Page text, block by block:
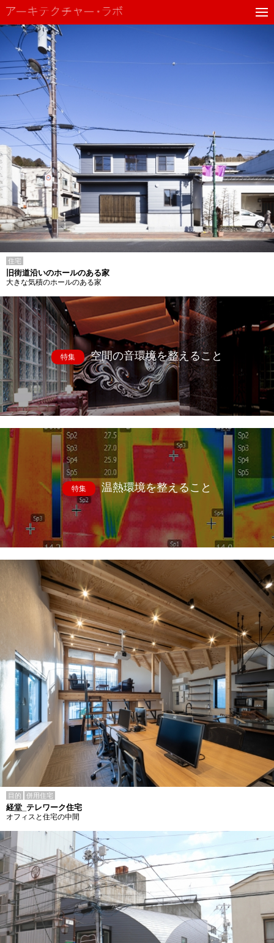
住宅
旧街道沿いのホールのある家
大きな気積のホールのある家
特集 空間の音環境を整えること
特集 温熱環境を整えること
目的 併用住宅
経堂_テレワーク住宅
オフィスと住宅の中間